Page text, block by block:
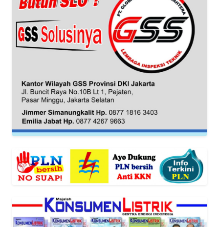
Wahana
News
Regional
WN
JAKARTA
WN
JABAR
WN
BANTEN